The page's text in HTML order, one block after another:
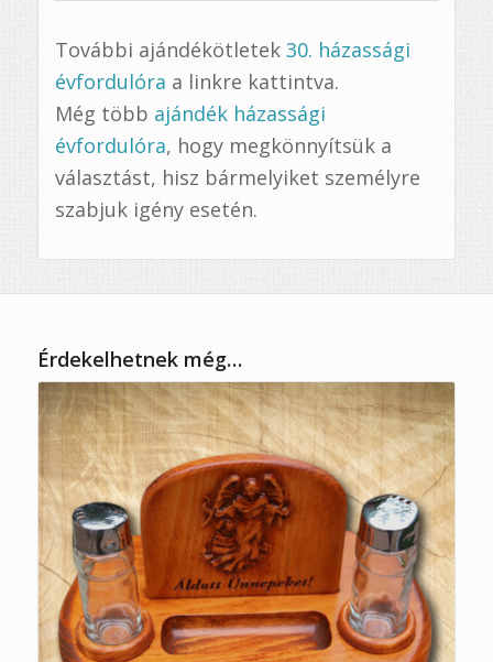
További ajándékötletek 30. házassági
évfordulóra a linkre kattintva.
Még több ajándék házassági
évfordulóra, hogy megkönnyítsük a
választást, hisz bármelyiket személyre
szabjuk igény esetén.
Érdekelhetnek még…